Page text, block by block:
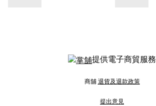
提供電子商貿服務
商舖 退貨及退款政策
提出意見